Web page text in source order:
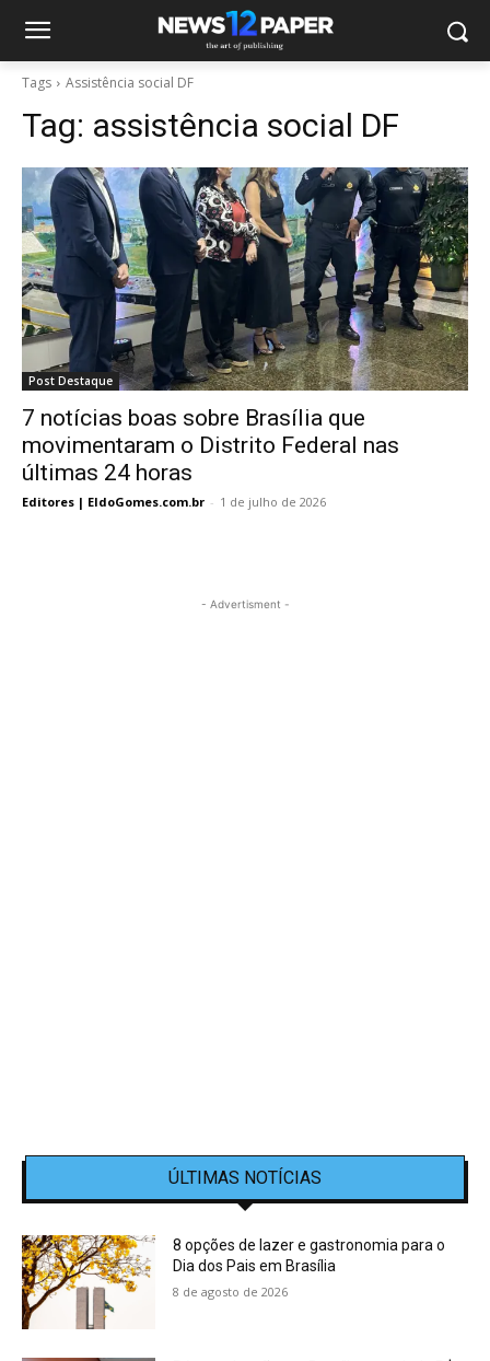
Tags Assistência social DF
Tag: assistência social DF
Post Destaque
7 notícias boas sobre Brasília que
movimentaram o Distrito Federal nas
últimas 24 horas
Editores | EldoGomes.com.br - 1 de julho de 2026
- Advertisment -
ÚLTIMAS NOTÍCIAS
8 opções de lazer e gastronomia para o
Dia dos Pais em Brasília
8 de agosto de 2026